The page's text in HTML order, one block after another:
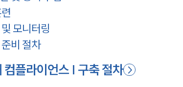
모니터링
비 절차
컴플라이언스 | 구축 절차